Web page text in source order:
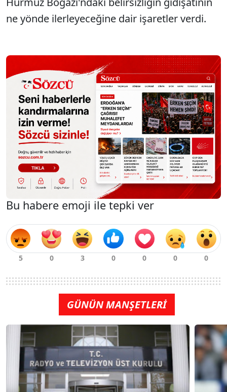
ne yönde ilerleyeceğine dair işaretler verdi.
Bu habere emoji ile tepki ver
GÜNÜN MANŞETLERİ